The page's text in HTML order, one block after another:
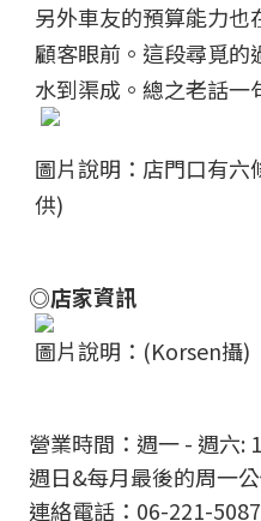
另外車友的預算能力
顧客眼前。這段尋覓
水到渠成。總之老話一
圖片說明：店門口有
供)
◎店家資訊
圖片說明：(Korsen攝)
營業時間：週一 - 週六:
週日&每月最後的周一
連絡電話：06-221-5087